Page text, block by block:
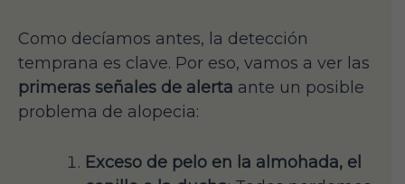
Como decíamos antes, la detección
temprana es clave. Por eso, vamos a ver las
primeras señales de alerta ante un posible
problema de alopecia:
Exceso de pelo en la almohada, el